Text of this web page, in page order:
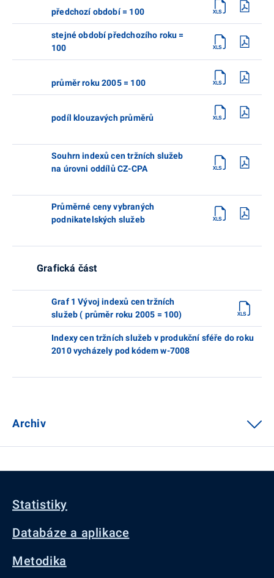
předchozí období = 100
stejné období předchozího roku =
100
průměr roku 2005 = 100
podíl klouzavých průměrů
Souhrn indexů cen tržních služeb
na úrovni oddílů CZ-CPA
Průměrné ceny vybraných
podnikatelských služeb
Grafická část
Graf 1 Vývoj indexů cen tržních
služeb ( průměr roku 2005 = 100)
Indexy cen tržních služeb v produkční sféře do roku
2010 vycházely pod kódem w-7008
Archiv
Statistiky
Databáze a aplikace
Metodika